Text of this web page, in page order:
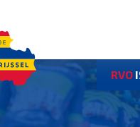
RVO